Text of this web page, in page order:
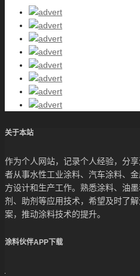
关于本站
作为个人网站，记录个人经验，分
者从事水性工业涂料、汽车涂料、
方设计和生产工作。熟悉涂料、油
剂、助剂等应用技术，希望及时了
案，推动涂料技术的提升。
涂料伙伴APP下载